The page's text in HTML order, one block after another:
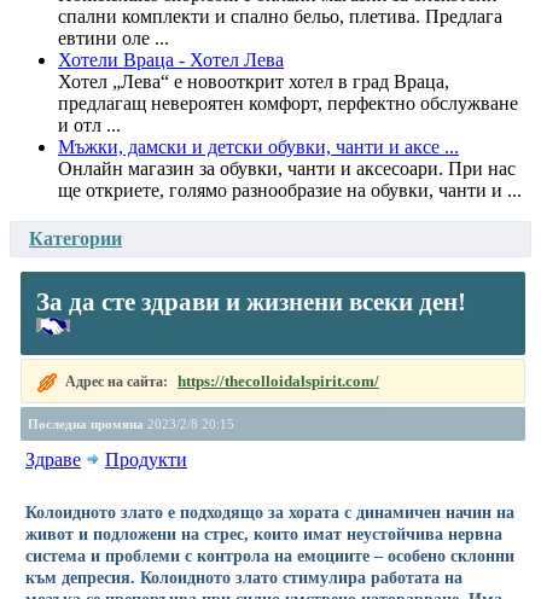
спални комплекти и спално бельо, плетива. Предлага
евтини оле ...
Хотели Враца - Хотел Лева
Хотел „Лева“ е новооткрит хотел в град Враца,
предлагащ невероятен комфорт, перфектно обслужване
и отл ...
Мъжки, дамски и детски обувки, чанти и аксе ...
Онлайн магазин за обувки, чанти и аксесоари. При нас
ще откриете, голямо разнообразие на обувки, чанти и ...
Категории
За да сте здрави и жизнени всеки ден!
Адрес на сайта: https://thecolloidalspirit.com/
Последна промяна 2023/2/8 20:15
Здраве Продукти
Колoидното злато е подходящо за хората с динамичен начин на
живот и подложени на стрес, които имат неустойчива нервна
система и проблеми с контрола на емоциите – особено склонни
към депресия. Колoидното злато стимулира работата на